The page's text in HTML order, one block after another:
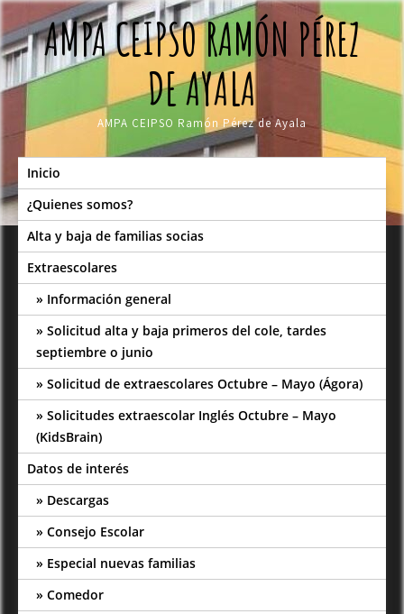
Skip
to
contentAMPA CEIPSO RAMÓN PÉREZ
DE AYALA
AMPA CEIPSO Ramón Pérez de Ayala
Inicio
¿Quienes somos?
Alta y baja de familias socias
Extraescolares
Información general
Solicitud alta y baja primeros del cole, tardes
septiembre o junio
Solicitud de extraescolares Octubre – Mayo (Ágora)
Solicitudes extraescolar Inglés Octubre – Mayo
(KidsBrain)
Datos de interés
Descargas
Consejo Escolar
Especial nuevas familias
Comedor